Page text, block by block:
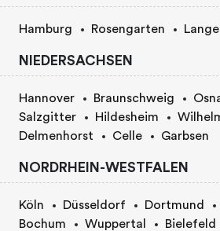
Hamburg Rosengarten
NIEDERSACHSEN
Hannover Braunschweig
Salzgitter
Hildesheim
Delmenhorst
Celle Garbsen
NORDRHEIN-WESTFALEN
Köln Düsseldorf Dortmund
Bochum
Wuppertal Bielefeld